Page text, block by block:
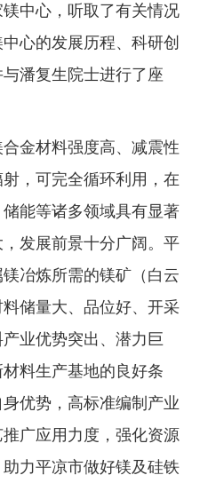
中心，听取了有关情况
心的发展历程、科研创
潘复生院士进行了座
金材料强度高、减震性
，可完全循环利用，在
能等诸多领域具有显著
发展前景十分广阔。平
冶炼所需的镁矿（白云
储量大、品位好、开采
业优势突出、潜力巨
料生产基地的良好条
优势，高标准编制产业
广应用力度，强化资源
力平凉市做好镁及硅铁